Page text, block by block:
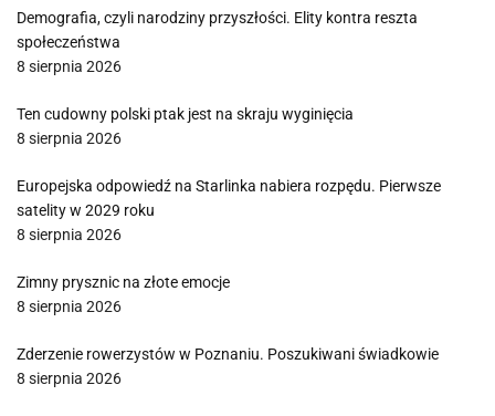
Demografia, czyli narodziny przyszłości. Elity kontra reszta
społeczeństwa
8 sierpnia 2026
Ten cudowny polski ptak jest na skraju wyginięcia
8 sierpnia 2026
Europejska odpowiedź na Starlinka nabiera rozpędu. Pierwsze
satelity w 2029 roku
8 sierpnia 2026
Zimny prysznic na złote emocje
8 sierpnia 2026
Zderzenie rowerzystów w Poznaniu. Poszukiwani świadkowie
8 sierpnia 2026